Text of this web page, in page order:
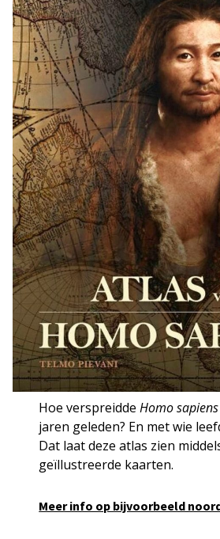
Hoe verspreiddeHomo sapiens
jaren geleden? En met wie
Dat laat deze atlas zien
geïllustreerde kaarten.
Meer info op bijvoorbeeld